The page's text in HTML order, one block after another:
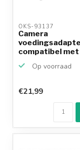
OKS-93137
Camera
compatibel met
7L)
Op voorraad
€21,99